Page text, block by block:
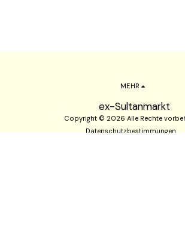
ex-Sultanmarkt
Copyright © 2026 Alle Rechte
Datenschutzbestimmungen
MEHR